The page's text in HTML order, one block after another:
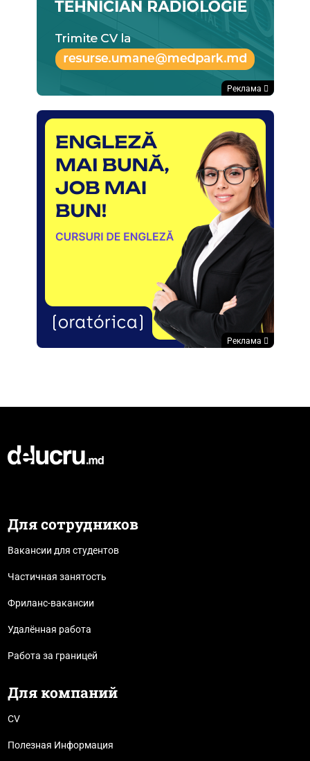
Реклама
Реклама
Для сотрудников
Вакансии для студентов
Частичная занятость
Фриланс-вакансии
Удалённая работа
Работа за границей
Для компаний
CV
Полезная Информация